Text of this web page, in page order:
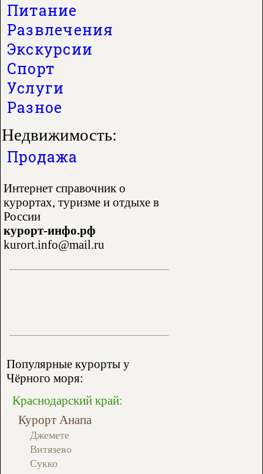
Питание
Развлечения
Экскурсии
Спорт
Услуги
Разное
Недвижимость:
Продажа
Интернет справочник о
курортах, туризме и отдыхе в
России
курорт-инфо.рф
kurort.info@mail.ru
Популярные курорты у
Чёрного моря:
Краснодарский край:
Курорт Анапа
Джемете
Витязево
Сукко